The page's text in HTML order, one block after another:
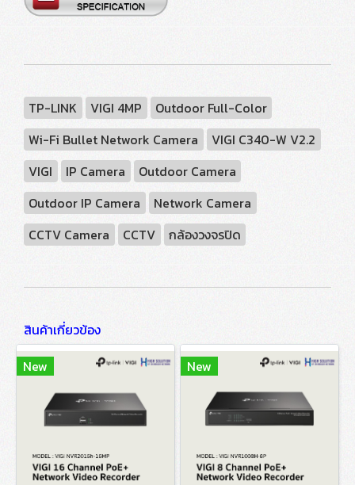
TP-LINK VIGI 4MP
Outdoor Full-Color
Wi-Fi Bullet Network Camera
VIGI C340-W V2.2
VIGI
IP Camera
Outdoor Camera
Outdoor IP Camera
Network Camera
CCTV Camera
CCTV กล้องวงจรปิด
สินค้าเกี่ยวข้อง
New
New